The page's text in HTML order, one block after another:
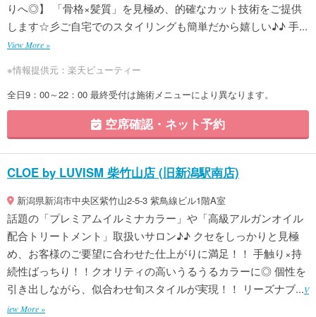
りへ◎】 「骨格×髪質」を見極め、的確なカット技術をご提供
します☆彡ご自宅でのスタイリングも簡単だから嬉しい♪♪ 手...
View More »
※情報提供元：楽天ビューティー
全日9：00～22：00 最終受付は施術メニューにより異なります。
空席確認・ネット予約
CLOE by LUVISM 柴竹山店 (旧新潟駅南店)
新潟県新潟市中央区紫竹山2-5-3 紫鳥線ビル1階A室
話題の「プレミアムイルミナカラー」や「高級アルガンオイル
配合トリートメント」取扱いサロン♪♪ クセをしっかりと見極
め、お客様のご要望に合わせた仕上がりに満足！！ 手触り×持
続性ばっちり！！クオリティの高いうるうるカラーに◎ 個性を
引き出しながら、似合わせ旬スタイルが実現！！ リーズナブ...V
iew More »